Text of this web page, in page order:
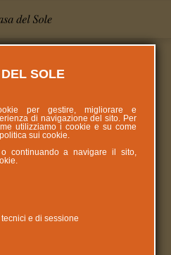
SOLE
per gestire, migliorare e
di navigazione del sito. Per
utilizziamo i cookie e su come
suicookie
continuando a navigare il sito,
e di sessione